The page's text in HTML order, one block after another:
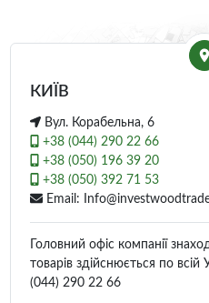
КИЇВ
Вул. Корабельна, 6
+38 (044) 290 22 66
+38 (050) 196 39 20
+38 (050) 392 71 53
Email:
Головний офіс компанії
товарів здійснюється по всій
(044) 290 22 66